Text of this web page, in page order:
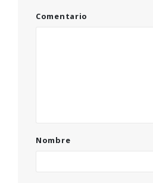
Comentario
Nombre